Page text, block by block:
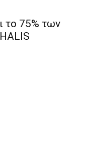
το 75% των